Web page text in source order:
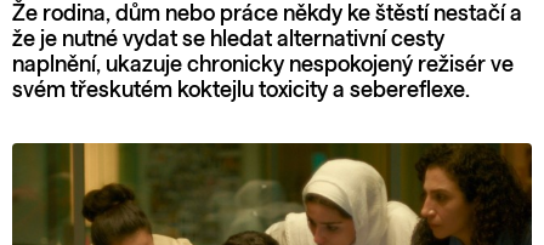
Že rodina, dům nebo práce někdy ke štěstí nestačí a
že je nutné vydat se hledat alternativní cesty
naplnění, ukazuje chronicky nespokojený režisér ve
svém třeskutém koktejlu toxicity a sebereflexe.